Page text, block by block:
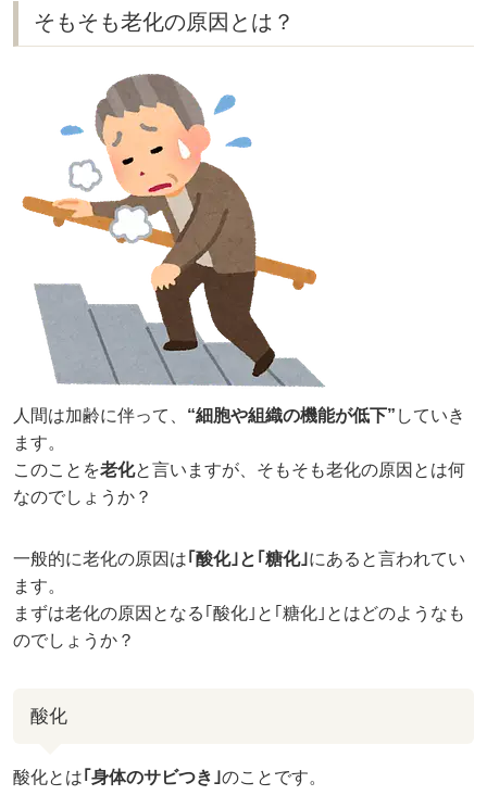
そもそも老化の原因とは？
人間は加齢に伴って、 “細胞や組織の機能が低下” していき
ます。
このことを老化と言いますが、そもそも老化の原因とは何
なのでしょうか？
一般的に老化の原因は｢酸化｣と｢糖化｣にあると言われてい
ます。
まずは老化の原因となる｢酸化｣と｢糖化｣とはどのようなも
のでしょうか？
酸化
酸化とは｢身体のサビつき｣のことです。